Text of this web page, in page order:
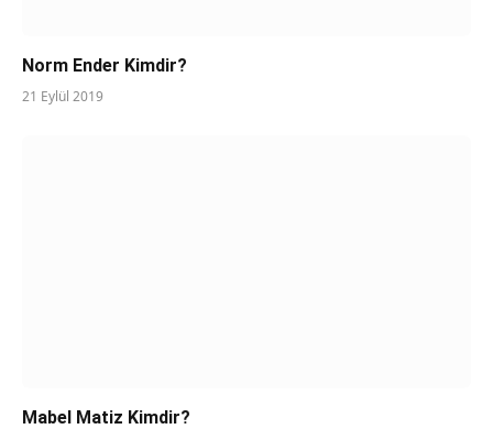
Norm Ender Kimdir?
21 Eylül 2019
Mabel Matiz Kimdir?